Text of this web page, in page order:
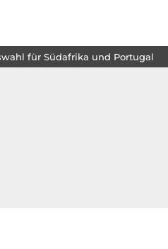
für Südafrika und Portugal